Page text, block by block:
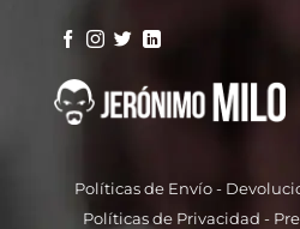
Políticas de Envío -
Políticas de Privacidad -